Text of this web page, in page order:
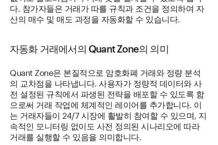
다. 참가자들은 거래가 따를 규칙과 조건을 정의하여 자
산의 매수 및 매도 과정을 자동화할 수 있습니다.
자동화 거래에서의 Quant Zone의 의미
Quant Zone은 본질적으로 암호화폐 거래와 정량 분석
의 교차점을 나타냅니다. 사용자가 정량적 데이터와 사
전 설정된 규칙에서 파생된 전략을 배포할 수 있도록 함
으로써 거래 작업에 체계적인 레이어를 추가합니다. 이
는 거래자들이 24/7 시장에 활발히 참여할 수 있으며, 지
속적인 모니터링 없이도 사전 정의된 시나리오에 따라
거래를 실행할 수 있음을 의미합니다.